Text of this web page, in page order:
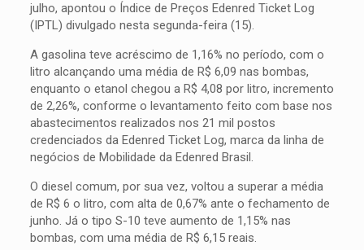
julho, apontou o Índice de Preços Edenred Ticket Log
(IPTL) divulgado nesta segunda-feira (15).
A gasolina teve acréscimo de 1,16% no período, com o
litro alcançando uma média de R$ 6,09 nas bombas,
enquanto o etanol chegou a R$ 4,08 por litro, incremento
de 2,26%, conforme o levantamento feito com base nos
abastecimentos realizados nos 21 mil postos
credenciados da Edenred Ticket Log, marca da linha de
negócios de Mobilidade da Edenred Brasil.
O diesel comum, por sua vez, voltou a superar a média
de R$ 6 o litro, com alta de 0,67% ante o fechamento de
junho. Já o tipo S-10 teve aumento de 1,15% nas
bombas, com uma média de R$ 6,15 reais.